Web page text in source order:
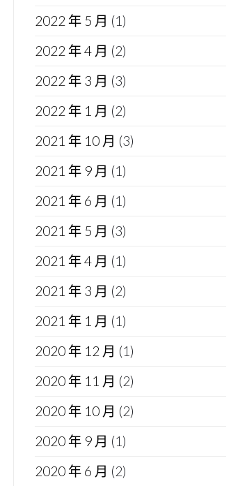
2022 年 5 月 (1)
2022 年 4 月 (2)
2022 年 3 月 (3)
2022 年 1 月 (2)
2021 年 10 月 (3)
2021 年 9 月 (1)
2021 年 6 月 (1)
2021 年 5 月 (3)
2021 年 4 月 (1)
2021 年 3 月 (2)
2021 年 1 月 (1)
2020 年 12 月 (1)
2020 年 11 月 (2)
2020 年 10 月 (2)
2020 年 9 月 (1)
2020 年 6 月 (2)